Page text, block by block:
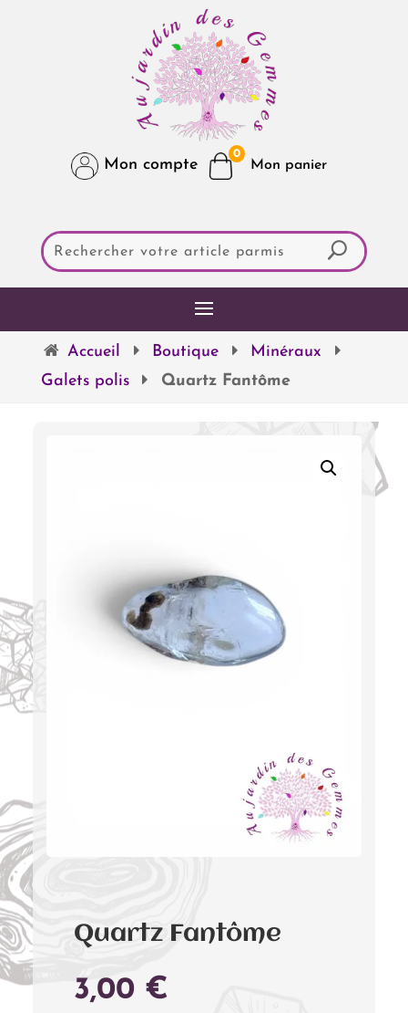
Mon compte
0
Accueil Boutique
Minéraux
Galets polis
Quartz Fantôme
Quartz Fantôme
3,00 €